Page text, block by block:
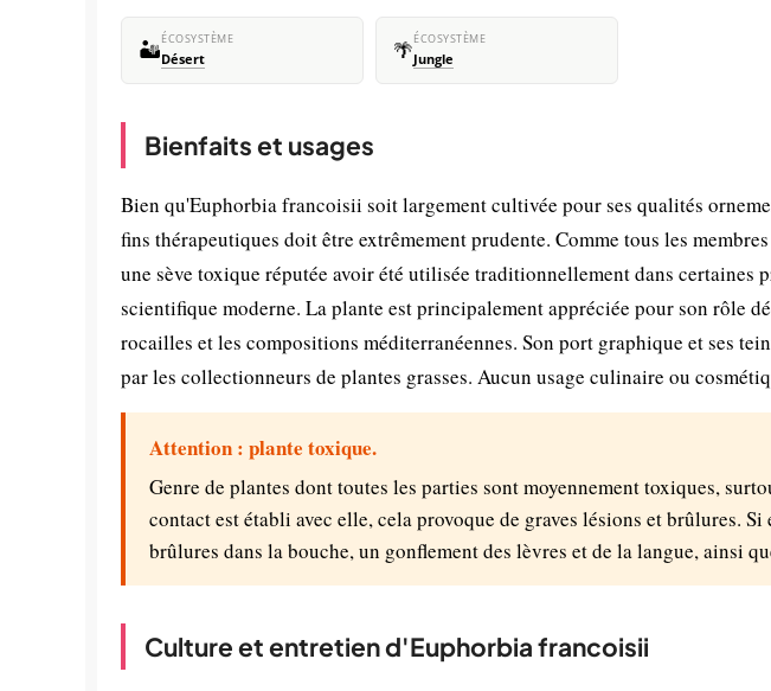
🏜️ÉCOSYSTÈME
Désert 🌴ÉCOSYSTÈME
Jungle
Bienfaits et usages
Bien qu'Euphorbia francoisii soit largement cultivée pour ses qualités
fins thérapeutiques doit être extrêmement prudente. Comme tous les
une sève toxique réputée avoir été utilisée traditionnellement dans certaines
scientifique moderne. La plante est principalement appréciée pour son rôle
rocailles et les compositions méditerranéennes. Son port graphique et ses
par les collectionneurs de plantes grasses. Aucun usage culinaire ou
Attention : plante toxique.
Genre de plantes dont toutes les parties sont moyennement toxiques,
contact est établi avec elle, cela provoque de graves lésions et brûlures.
brûlures dans la bouche, un gonflement des lèvres et de la langue, ainsi
Culture et entretien d'Euphorbia francoisii